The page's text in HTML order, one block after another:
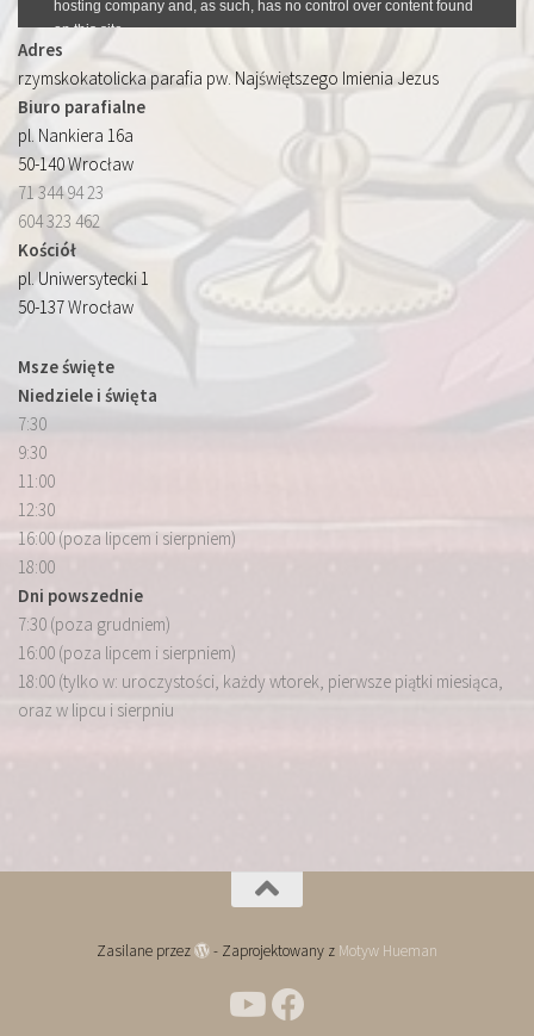
Adres
rzymskokatolicka parafia pw. Najświętszego Imienia Jezus
Biuro parafialne
pl. Nankiera 16a
50-140 Wrocław
71 344 94 23
604 323 462
Kościół
pl. Uniwersytecki 1
50-137 Wrocław
Msze święte
Niedziele i święta
7:30
9:30
11:00
12:30
16:00 (poza lipcem i sierpniem)
18:00
Dni powszednie
7:30 (poza grudniem)
16:00 (poza lipcem i sierpniem)
18:00 (tylko w: uroczystości, każdy wtorek, pierwsze piątki miesiąca,
oraz w lipcu i sierpniu
Zasilane przez - Zaprojektowany z Motyw Hueman